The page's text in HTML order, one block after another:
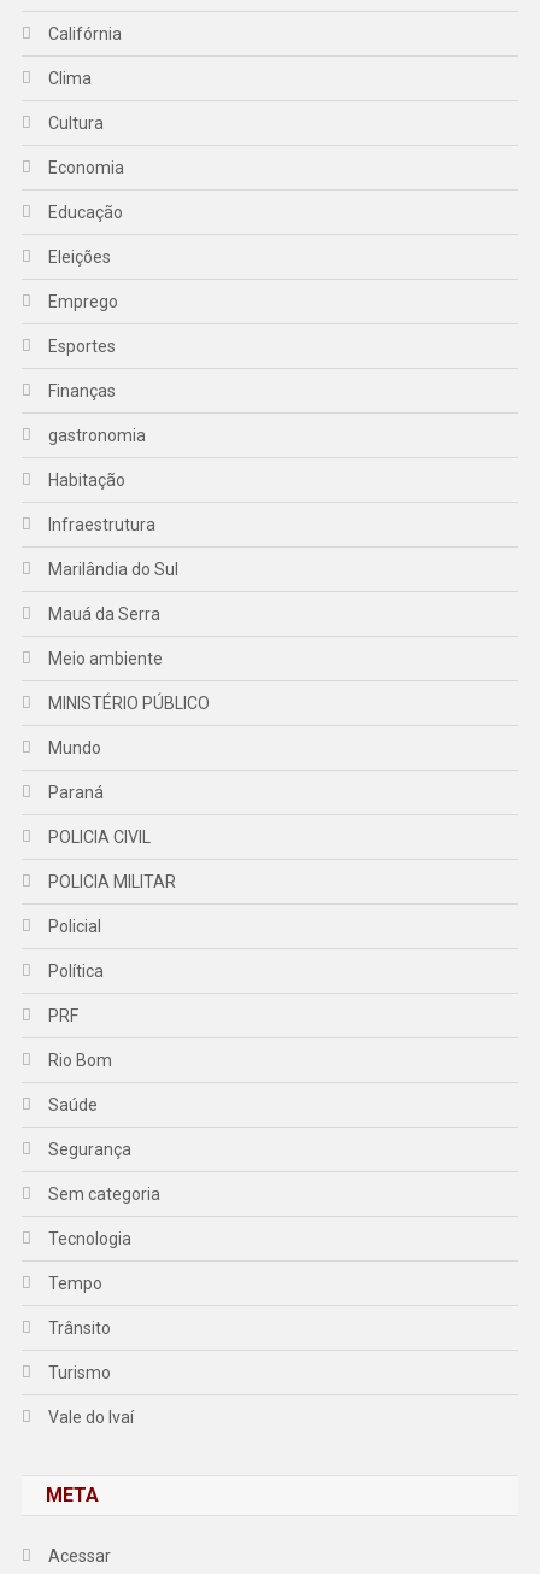
Califórnia
Clima
Cultura
Economia
Educação
Eleições
Emprego
Esportes
Finanças
gastronomia
Habitação
Infraestrutura
Marilândia do Sul
Mauá da Serra
Meio ambiente
MINISTÉRIO PÚBLICO
Mundo
Paraná
POLICIA CIVIL
POLICIA MILITAR
Policial
Política
PRF
Rio Bom
Saúde
Segurança
Sem categoria
Tecnologia
Tempo
Trânsito
Turismo
Vale do Ivaí
META
Acessar